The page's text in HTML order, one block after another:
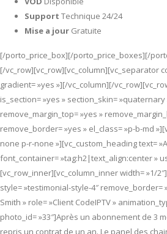
Support Technique 24/24
Mise a jour Gratuite
[/porto_price_box][/porto_price_boxes][/
[/vc_row][vc_row][vc_column][vc_separator
gradient= »yes »][/vc_column][/
is_section= »yes » section_skin= »quaternary
remove_margin_top= »yes »
remove_border= »yes » el_class= »p-b-md
none p-r-none »][vc_custom_heading text=
font_container= »tag:h2|text_align:center »
[vc_row_inner][vc_column_inner width= »1/
style= »testimonial-style-4″ remove_border=
Smith » role= »Client CodeIPTV »
photo_id= »33″]Après un abonnement de 3
repris un contrat de un an. Le panel des